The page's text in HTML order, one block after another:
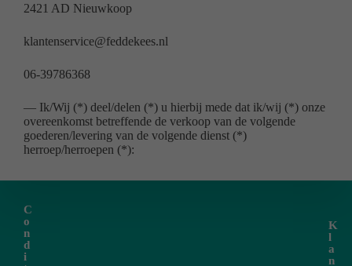
2421 AD Nieuwkoop
klantenservice@feddekees.nl
06-39786368
— Ik/Wij (*) deel/delen (*) u hierbij mede dat ik/wij (*) onze
overeenkomst betreffende de verkoop van de volgende
goederen/levering van de volgende dienst (*)
herroep/herroepen (*):
C
o
n
d
i
K
l
a
n